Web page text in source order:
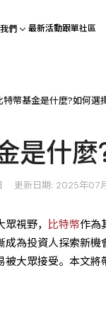
們 最新活動跟單社區
特幣基金是什麼?如何選
是什
更新日期: 2025年07
視野， 比特幣作為
成為投資人探索新
被大眾接受。本文